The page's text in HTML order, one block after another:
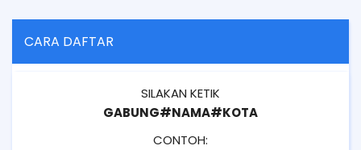
CARA DAFTAR
SILAKAN KETIK
GABUNG#NAMA#KOTA
CONTOH: